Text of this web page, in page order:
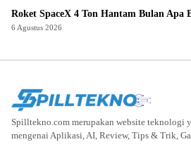
Roket SpaceX 4 Ton Hantam Bulan Apa
6 Agustus 2026
Spilltekno.com merupakan website teknologi
mengenai Aplikasi, AI, Review, Tips & Trik,